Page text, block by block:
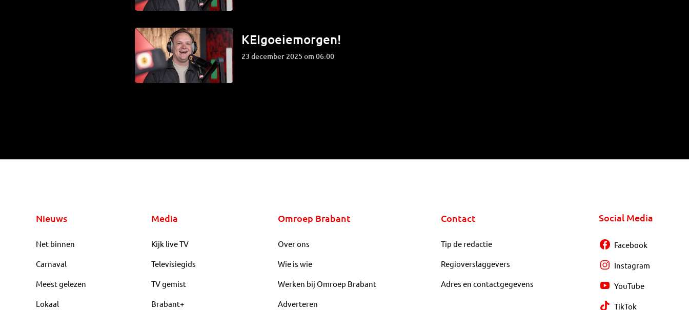
KEIgoeiemorgen!
23 december 2025 om 06:00
Nieuws
Net binnen
Carnaval
Meest gelezen
Lokaal
Media
Kijk live TV
Televisiegids
TV gemist
Brabant+
Omroep Brabant
Over ons
Wie is wie
Werken bij Omroep Brabant
Adverteren
Contact
Tip de redactie
Regioverslaggevers
Adres en contactgegevens
Social Media
Facebook
Instagram
YouTube
TikTok